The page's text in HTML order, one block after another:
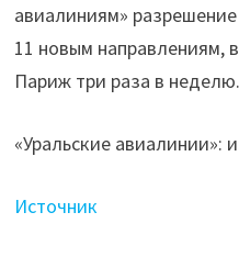
авиалиниям»
11 новым направлениям,
Париж три раза в неделю.
«Уральские авиалинии»:
Источник